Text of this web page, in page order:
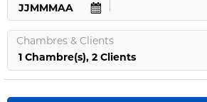
Chambres& Clients
1 Chambre(s), 2 Clients